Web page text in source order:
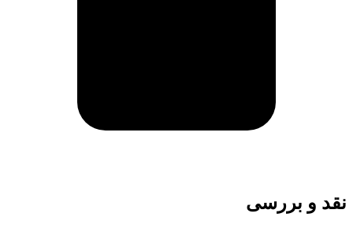
نقد و بررسی